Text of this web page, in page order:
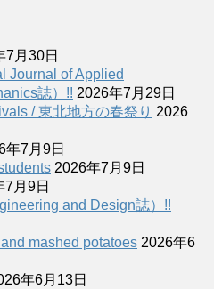
7月30日
Journal of Applied
誌）!! 2026年7月29日
/ 東北地方の春祭り 2026
年7月9日
2026年7月9日
7月9日
and Design誌）!!
mashed potatoes 2026年6
年6月13日